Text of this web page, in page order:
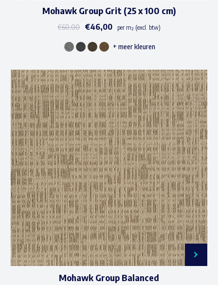
Mohawk Group Grit (25 x 100 cm)
€60,00 €46,00 per m² (excl. btw)
Dit
heeft
meerdere
variaties.
Deze
optie
kan
gekozen
worden
op
de
productpagina
+ meer kleuren
Mohawk Group Balanced